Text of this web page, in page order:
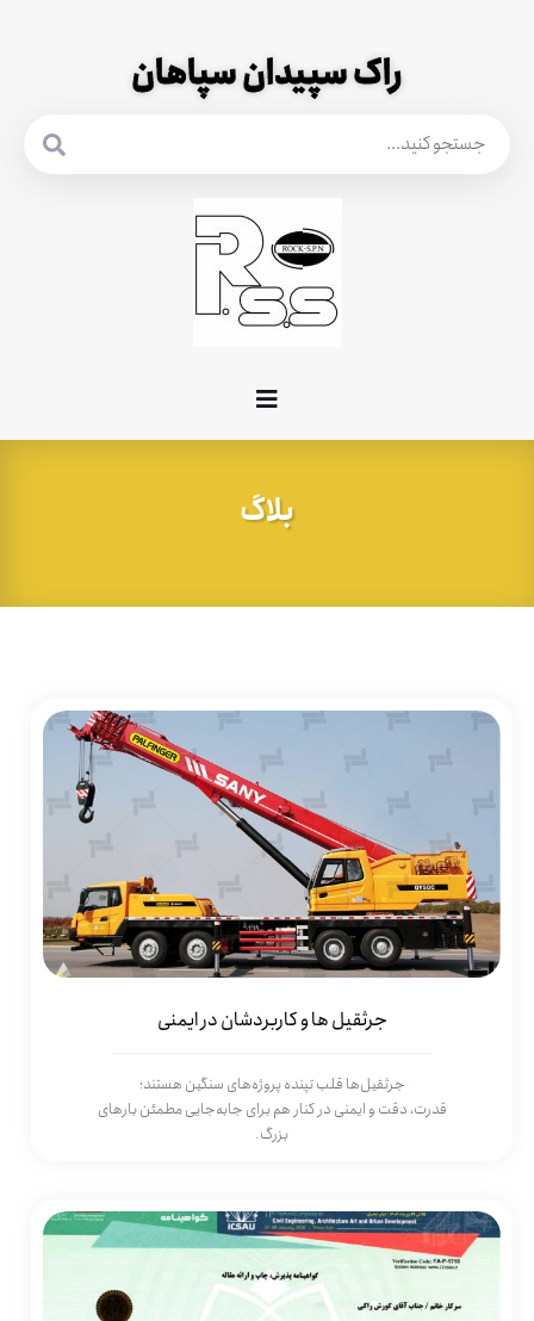
راک سپیدان سپاهان
بلاگ
جرثقیل ها و کاربردشان در ایمنی
جرثقیل‌ها قلب تپنده پروژه‌های سنگین هستند؛
قدرت، دقت و ایمنی در کنار هم برای جابه‌جایی مطمئن بارهای
بزرگ.